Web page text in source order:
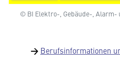
© BI Elektro-, Gebäude-,
→ Berufsinformationen